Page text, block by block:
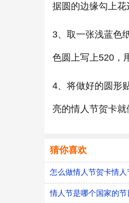
据圆的边缘勾上花
3、取一张浅蓝色
色圆上写上520，
4、将做好的圆形
亮的情人节贺卡就
猜你喜欢
怎么做情人节贺卡情
情人节是哪个国家的节